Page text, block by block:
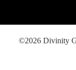
©2026 Divinity